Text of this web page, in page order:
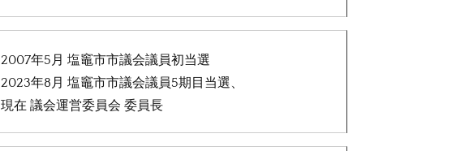
2007年5月 塩竈市市議会議員初当選
2023年8月 塩竈市市議会議員5期目当選、
現在 議会運営委員会 委員長